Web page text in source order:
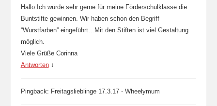
Hallo Ich würde sehr gerne für meine Förderschulklasse die
Buntstifte gewinnen. Wir haben schon den Begriff
“Wurstfarben” eingeführt…Mit den Stiften ist viel Gestaltung
möglich.
Viele Grüße Corinna
Antworten ↓
Pingback: Freitagslieblinge 17.3.17 - Wheelymum